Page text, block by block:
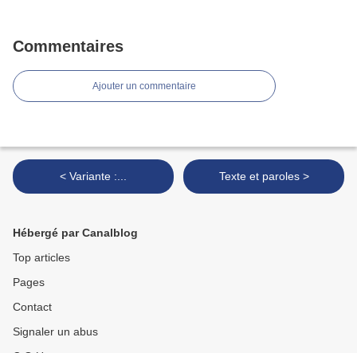
Commentaires
Ajouter un commentaire
< Variante :... Texte et paroles >
Hébergé par Canalblog
Top articles
Pages
Contact
Signaler un abus